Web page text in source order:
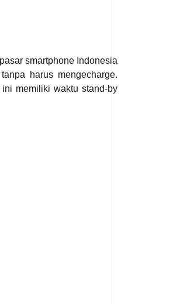
smartphone Indonesia
harus mengecharge.
memiliki waktu stand-by